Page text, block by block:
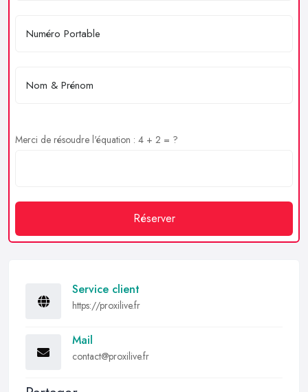
Merci de résoudre l'équation : 4 + 2 = ?
Réserver
Service client
https://proxilive.fr
Mail
contact@proxilive.fr